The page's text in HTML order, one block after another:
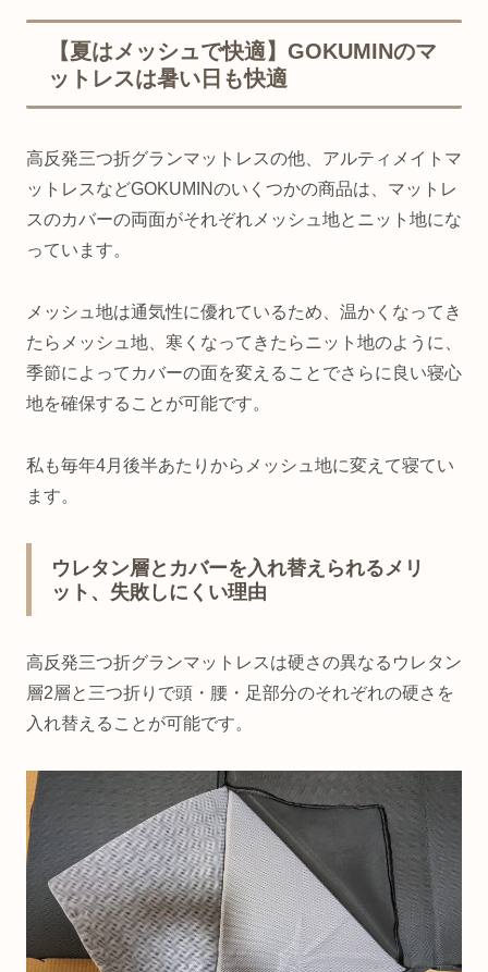
【夏はメッシュで快適】GOKUMINのマ
ットレスは暑い日も快適
高反発三つ折グランマットレスの他、アルティメイトマ
ットレスなどGOKUMINのいくつかの商品は、マットレ
スのカバーの両面がそれぞれメッシュ地とニット地にな
っています。
メッシュ地は通気性に優れているため、温かくなってき
たらメッシュ地、寒くなってきたらニット地のように、
季節によってカバーの面を変えることでさらに良い寝心
地を確保することが可能です。
私も毎年4月後半あたりからメッシュ地に変えて寝てい
ます。
ウレタン層とカバーを入れ替えられるメリ
ット、失敗しにくい理由
高反発三つ折グランマットレスは硬さの異なるウレタン
層2層と三つ折りで頭・腰・足部分のそれぞれの硬さを
入れ替えることが可能です。